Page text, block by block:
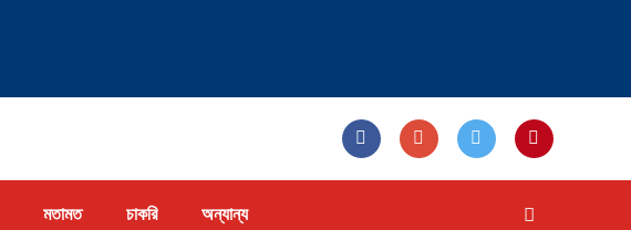
মতামত চাকরি অন্যান্য